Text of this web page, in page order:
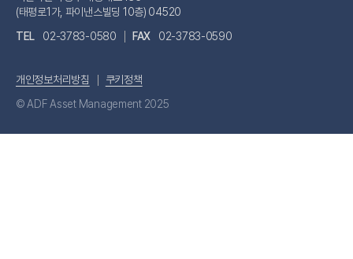
(태평로1가, 파이낸스빌딩 10층) 04520
TEL
02-3783-0580 FAX 02-3783-0590
개인정보처리방침
쿠키정책
© ADF Asset Management 2025